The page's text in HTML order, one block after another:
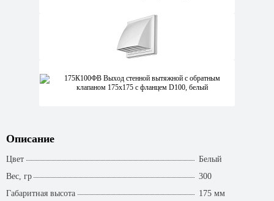
Описание
Цвет
Белый
Вес, гр
300
Габаритная высота
175 мм